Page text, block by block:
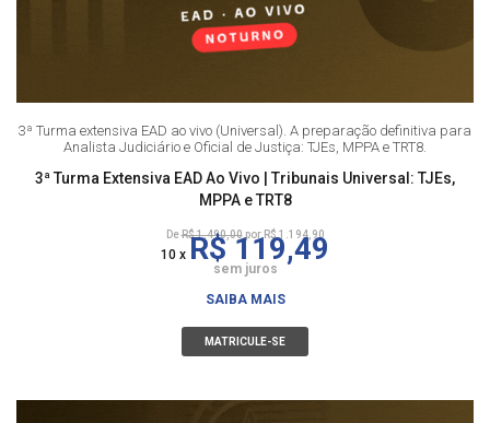
3ª Turma extensiva EAD ao vivo (Universal). A preparação definitiva para
Analista Judiciário e Oficial de Justiça: TJEs, MPPA e TRT8.
3ª Turma Extensiva EAD Ao Vivo | Tribunais Universal: TJEs,
MPPA e TRT8
DeR$ 1.490,00por R$ 1.194,90
10 x R$ 119,49
sem juros
SAIBA MAIS
MATRICULE-SE